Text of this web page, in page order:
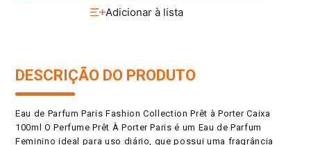
DESCRIÇÃO DO PRODUTO
Eau de Parfum Paris Fashion Collection Prêt à Porter Caixa
100ml O Perfume Prêt À Porter Paris é um Eau de Parfum
Feminino ideal para uso diário, que possui uma fragrância